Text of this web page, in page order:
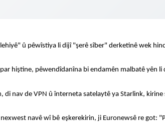
û pêwîstiya li dijî "şerê sîber" derketinê wek
hiştine, pêwendîdanîna bi endamên malbatê yên
nav de VPN û înterneta satelaytê ya Starlink, kirine
navê wî bê eşkerekirin, ji Euronewsê re